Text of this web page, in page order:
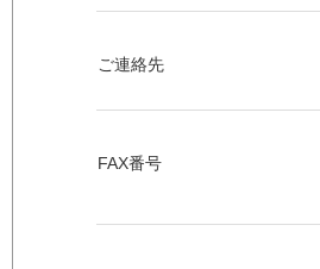
ご連絡先
FAX番号